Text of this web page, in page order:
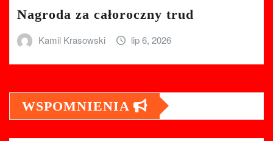
Nagroda za całoroczny trud
Kamil Krasowski lip 6, 2026
WSPOMNIENIA